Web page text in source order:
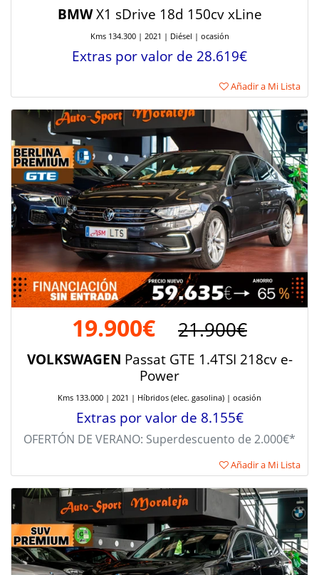
BMWX1 sDrive 18d 150cv xLine
Kms 134.300 | 2021 | Diésel | ocasión
Extras por valor de 28.619€
Añadir a Mi Lista
19.900€ 21.900€
VOLKSWAGEN Passat GTE 1.4TSI 218cv e-
Power
Kms 133.000 | 2021 | Híbridos (elec. gasolina) | ocasión
Extras por valor de 8.155€
OFERTÓN DE VERANO: Superdescuento de 2.000€*
Añadir a Mi Lista